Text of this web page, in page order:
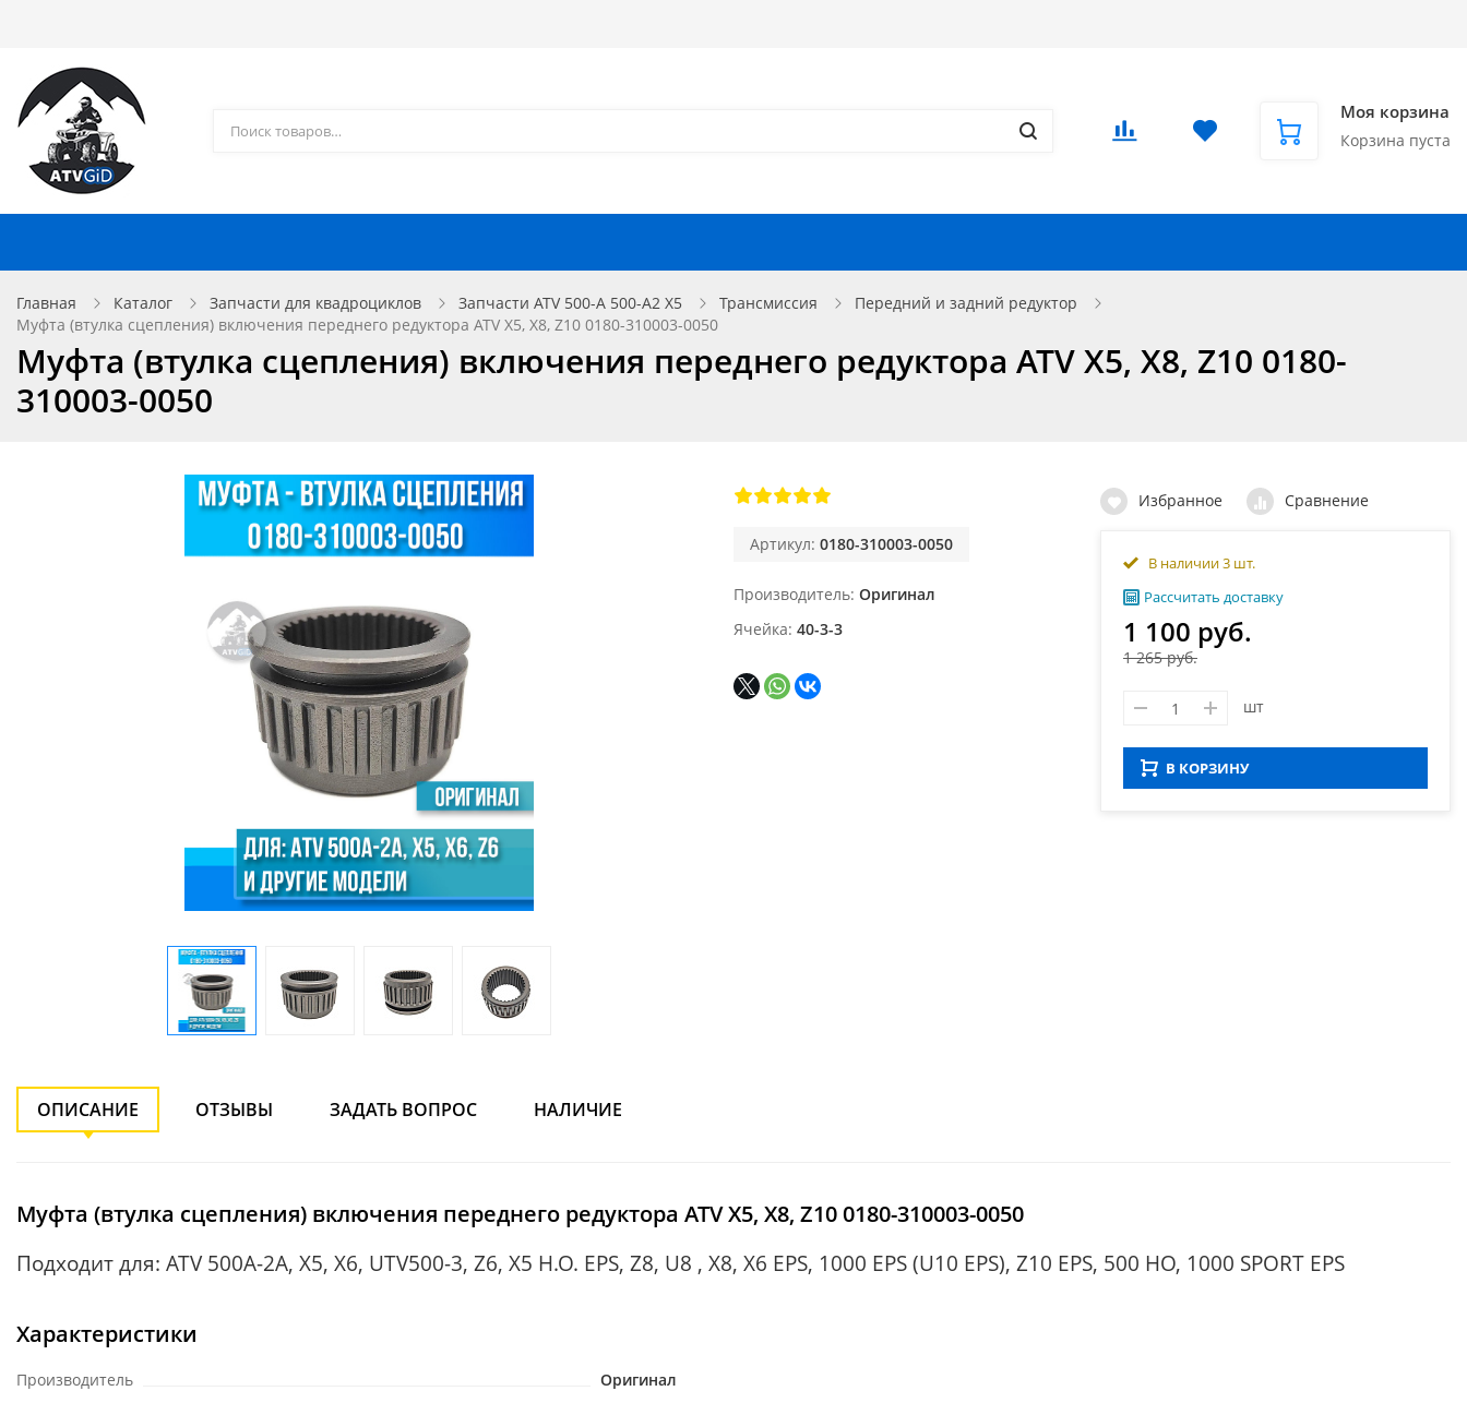
Моя корзина
Корзина пуста
Главная Каталог Запчасти для квадроциклов Запчасти ATV 500-A 500-A2 X5 Трансмиссия
Передний и задний редуктор
Муфта (втулка сцепления) включения переднего редуктора ATV X5, X8, Z10 0180-310003-0050
Муфта (втулка сцепления) включения переднего редуктора ATV X5, X8, Z10 0180-
310003-0050
Артикул: 0180-310003-0050
Производитель Оригинал
Ячейка 40-3-3
Избранное Сравнение
В наличии 3 шт.
Рассчитать доставку
1 100 руб.
1 265 руб.
шт
В КОРЗИНУ
ОПИСАНИЕ ОТЗЫВЫ ЗАДАТЬ ВОПРОС НАЛИЧИЕ
Муфта (втулка сцепления) включения переднего редуктора ATV X5, X8, Z10 0180-310003-0050
Подходит для: ATV 500A-2A, X5, Х6, UTV500-3, Z6, X5 H.O. EPS, Z8, U8 , X8, X6 EPS, 1000 EPS (U10 EPS), Z10 EPS, 500 HO, 1000 SPORT EPS
Характеристики
Производитель
Оригинал